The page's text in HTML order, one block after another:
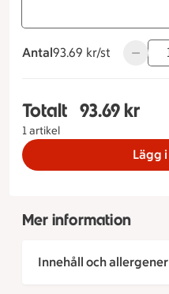
Antal
93.69 kronor styck
93.69 kr/st
Totalt
1 artikel
Totalt 1
93.69 kr
Lägg
Mer information
Innehåll och allergener